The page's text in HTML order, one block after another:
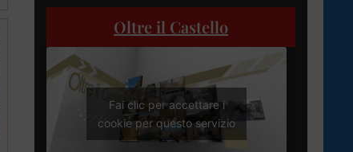
Oltre il Castello
Fai clic per accettare i
cookie per questo servizio